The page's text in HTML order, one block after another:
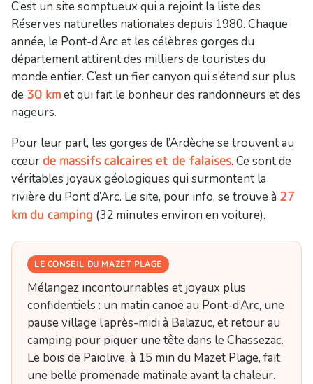
C’est un site somptueux qui a rejoint la liste des
Réserves naturelles nationales depuis 1980. Chaque
année, le Pont-d’Arc et les célèbres gorges du
département attirent des milliers de touristes du
monde entier. C’est un fier canyon qui s’étend sur plus
de 30 kmet qui fait le bonheur des randonneurs et des
nageurs.
Pour leur part, les gorges de l’Ardèche se trouvent au
cœurde massifs calcaires et de falaises. Ce sont de
véritables joyaux géologiques qui surmontent la
rivière du Pont d’Arc. Le site, pour info, se trouve à 27
km du camping (32 minutes environ en voiture).
LE CONSEIL DU MAZET PLAGE
Mélangez incontournables et joyaux plus
confidentiels : un matin canoë au Pont-d’Arc, une
pause village l’après-midi à Balazuc, et retour au
camping pour piquer une tête dans le Chassezac.
Le bois de Païolive, à 15 min du Mazet Plage, fait
une belle promenade matinale avant la chaleur.